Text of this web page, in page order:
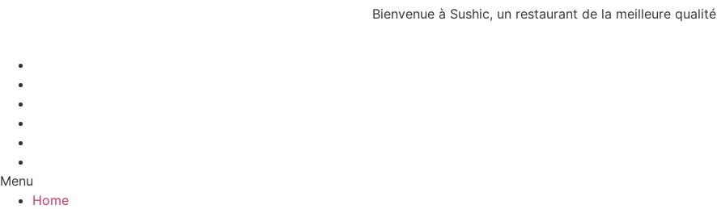
Bienvenue à Sushic, un restaurant de la meilleure qualité
Menu
Home